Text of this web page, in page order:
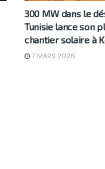
300 MW dans le
Tunisie lance son
chantier solaire à
7 MARS 2026